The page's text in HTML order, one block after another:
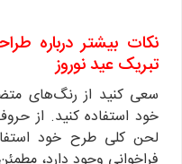
نکات بیشتر درباره
تبریک عید نوروز
سعی کنید از رنگ‌های
خود استفاده کنید. از
لحن کلی طرح خود